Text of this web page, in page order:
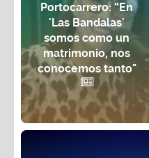
Portocarrero: “En
'Las Bandalas'
somos como un
matrimonio, nos
conocemos tanto"